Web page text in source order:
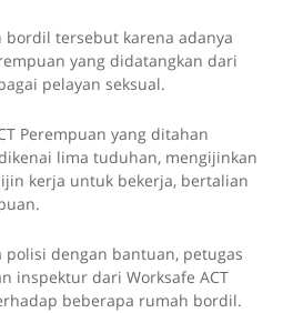
bordil tersebut karena adanya
yang didatangkan dari
pelayan seksual.
Perempuan yang ditahan
lima tuduhan, mengijinkan
kerja untuk bekerja, bertalian
dengan bantuan, petugas
inspektur dari Worksafe ACT
beberapa rumah bordil.